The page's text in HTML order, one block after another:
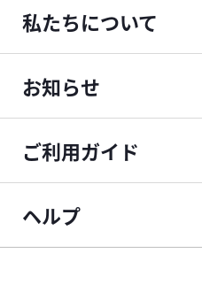
私たちについて
お知らせ
ご利用ガイド
ヘルプ